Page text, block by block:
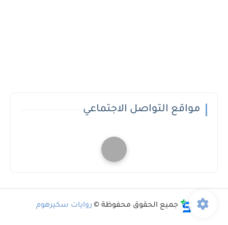
مواقع التواصل الاجتماعي
جميع الحقوق محفوظة © روايات سكيرهوم